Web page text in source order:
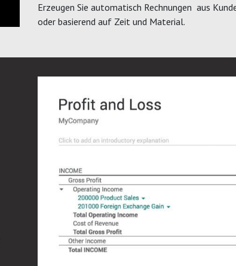
Erzeugen Sie automatisch Rechnungen aus
oder basierend auf Zeit und Material.